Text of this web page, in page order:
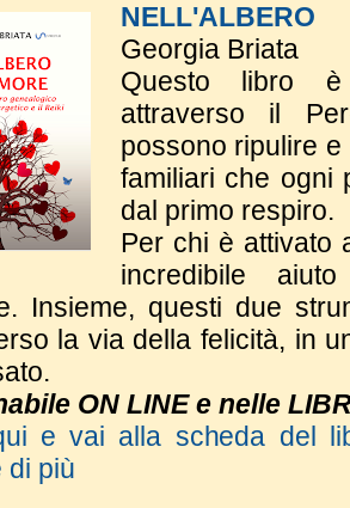
NELL'ALBERO
Georgia Briata
Questo libro
attraverso il
possono ripulire
familiari che ogni
dal primo respiro.
Per chi è attivato
incredibile
Insieme, questi due
la via della felicità, in
ON LINE e nelle
e vai alla scheda del
di più